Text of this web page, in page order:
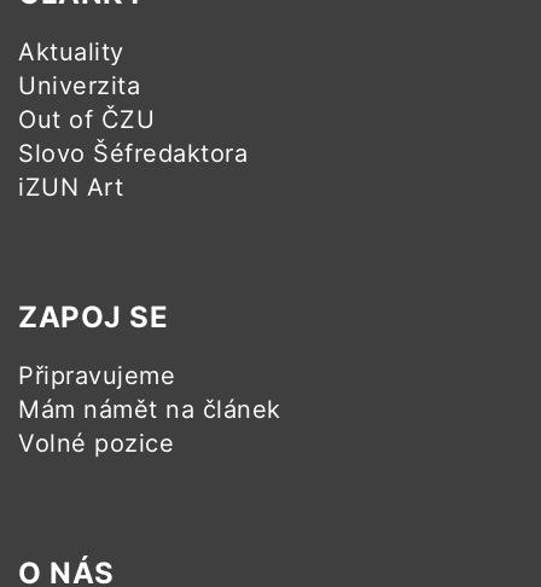
Aktuality
Univerzita
Out of ČZU
Slovo Šéfredaktora
iZUN Art
ZAPOJ SE
Připravujeme
Mám námět na článek
Volné pozice
O NÁS